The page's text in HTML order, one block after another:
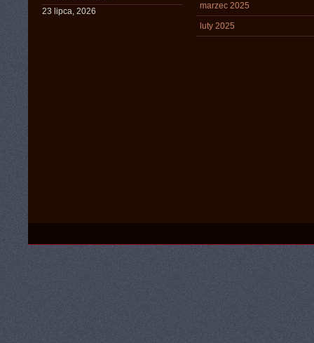
23 lipca, 2026
marzec 2025
luty 2025